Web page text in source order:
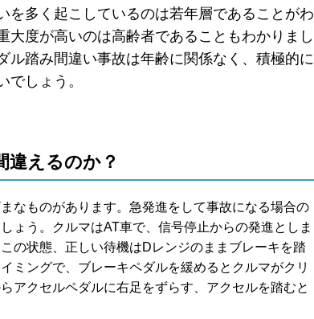
を多く起こしているのは若年層であることがわ
大度が高いのは高齢者であることもわかりまし
ル踏み間違い事故は年齢に関係なく、積極的に
でしょう。
違えるのか？
なものがあります。急発進をして事故になる場合の
ょう。クルマはAT車で、信号停止からの発進としま
の状態、正しい待機はDレンジのままブレーキを踏
ミングで、ブレーキペダルを緩めるとクルマがクリ
アクセルペダルに右足をずらす、アクセルを踏むと